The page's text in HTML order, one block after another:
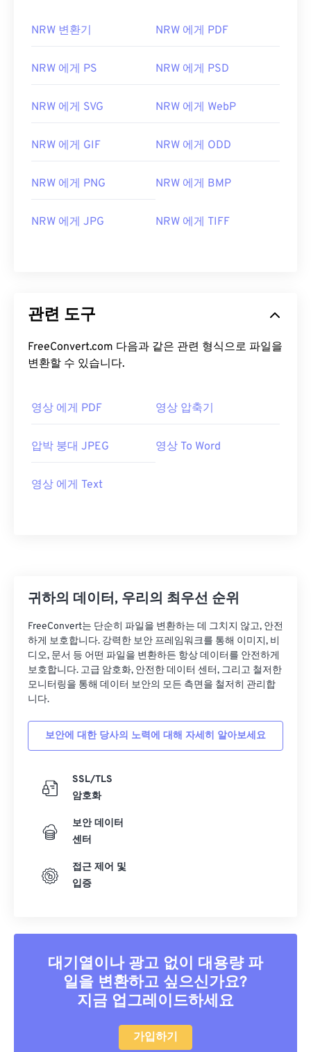
NRW 변환기 NRW 에게 PDF
NRW 에게 PS NRW 에게 PSD
NRW 에게 SVG NRW 에게 WebP
NRW 에게 GIF NRW 에게 ODD
NRW 에게 PNG NRW 에게 BMP
NRW 에게 JPG NRW 에게 TIFF
관련 도구
FreeConvert.com 다음과 같은 관련 형식으로 파일을
변환할 수 있습니다.
영상 에게 PDF 영상 압축기
압박 붕대 JPEG 영상 To Word
영상 에게 Text
귀하의 데이터, 우리의 최우선 순위
FreeConvert는 단순히 파일을 변환하는 데 그치지 않고, 안전
하게 보호합니다. 강력한 보안 프레임워크를 통해 이미지, 비
디오, 문서 등 어떤 파일을 변환하든 항상 데이터를 안전하게
보호합니다. 고급 암호화, 안전한 데이터 센터, 그리고 철저한
모니터링을 통해 데이터 보안의 모든 측면을 철저히 관리합
니다.
보안에 대한 당사의 노력에 대해 자세히 알아보세요
SSL/TLS
암호화
보안 데이터
센터
접근 제어 및
입증
대기열이나 광고 없이 대용량 파
일을 변환하고 싶으신가요?
지금 업그레이드하세요
가입하기